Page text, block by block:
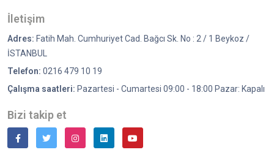
İletişim
Adres: Fatih Mah. Cumhuriyet Cad. Bağcı Sk. No : 2 / 1 Beykoz /
İSTANBUL
Telefon: 0216 479 10 19
Çalışma saatleri: Pazartesi - Cumartesi 09:00 - 18:00 Pazar: Kapalı
Bizi takip et